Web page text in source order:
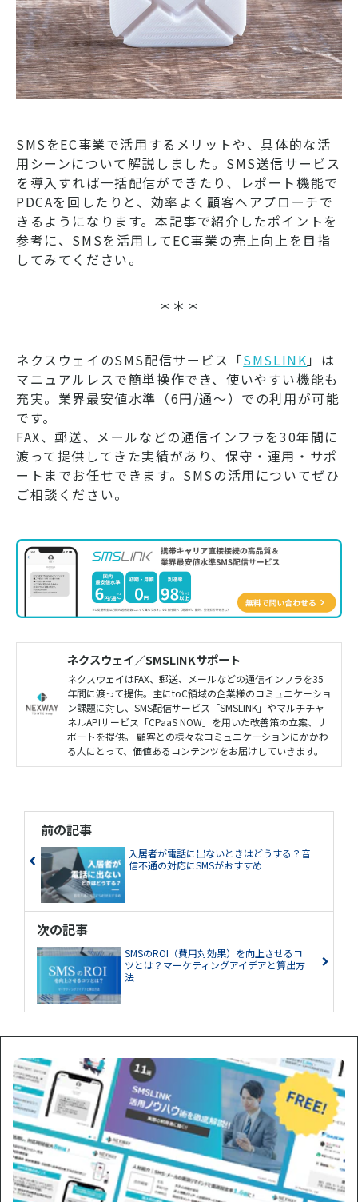
SMSをEC事業で活用するメリットや、具体的な活
用シーンについて解説しました。SMS送信サービス
を導入すれば一括配信ができたり、レポート機能で
PDCAを回したりと、効率よく顧客へアプローチで
きるようになります。本記事で紹介したポイントを
参考に、SMSを活用してEC事業の売上向上を目指
してみてください。
＊＊＊
ネクスウェイのSMS配信サービス「SMSLINK 」は
マニュアルレスで簡単操作でき、使いやすい機能も
充実。業界最安値水準（6円/通～）での利用が可能
です。
FAX、郵送、メールなどの通信インフラを30年間に
渡って提供してきた実績があり、保守・運用・サポ
ートまでお任せできます。SMSの活用についてぜひ
ご相談ください。
ネクスウェイ／SMSLINKサポート
ネクスウェイはFAX、郵送、メールなどの通信インフラを35
年間に渡って提供。主にtoC領域の企業様のコミュニケーショ
ン課題に対し、SMS配信サービス「SMSLINK」やマルチチャ
ネルAPIサービス「CPaaS NOW」を用いた改善策の立案、サ
ポートを提供。 顧客との様々なコミュニケーションにかかわ
る人にとって、価値あるコンテンツをお届けしていきます。
前の記事
入居者が電話に出ないときはどうする？音
信不通の対応にSMSがおすすめ
次の記事
SMSのROI（費用対効果）を向上させるコ
ツとは？マーケティングアイデアと算出方
法